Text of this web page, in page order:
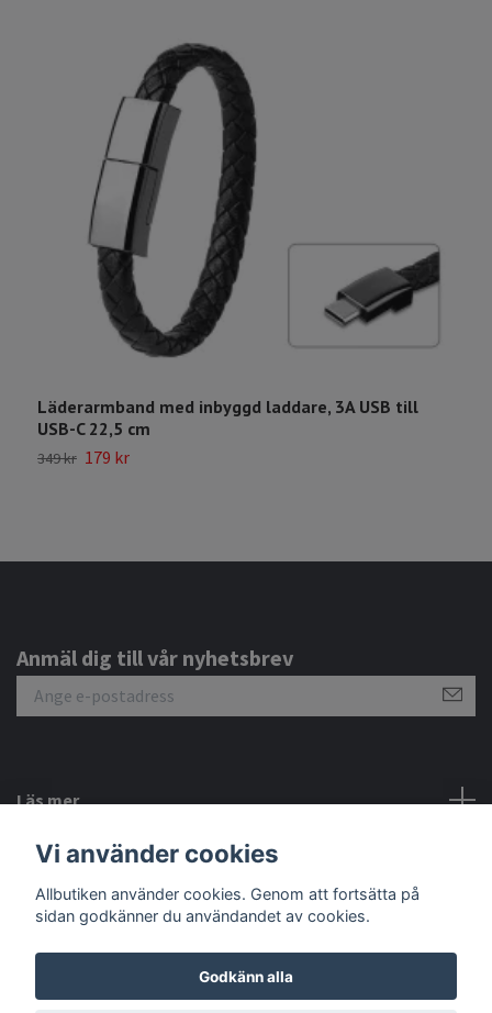
Läderarmband med inbyggd laddare, 3A USB till
USB-C 22,5 cm
349 kr 179 kr
Anmäl dig till vår nyhetsbrev
Läs mer
Sociala medier
Vi använder cookies
Allbutiken använder cookies. Genom att fortsätta på
sidan godkänner du användandet av cookies.
Godkänn alla